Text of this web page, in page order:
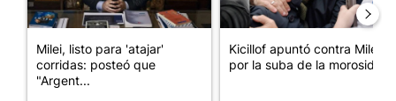
Milei, listo para 'atajar'
corridas: posteó que
"Argent...
Kicillof apuntó contra Milei
por la suba de la morosida...